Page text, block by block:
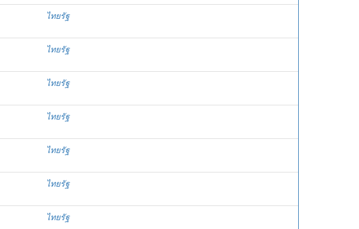
ไทยรัฐ
ไทยรัฐ
ไทยรัฐ
ไทยรัฐ
ไทยรัฐ
ไทยรัฐ
ไทยรัฐ